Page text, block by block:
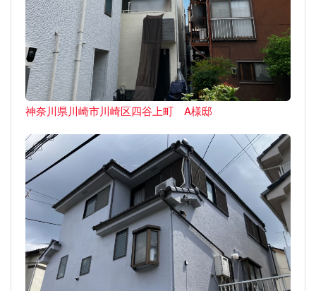
神奈川県川崎市川崎区四谷上町 A様邸